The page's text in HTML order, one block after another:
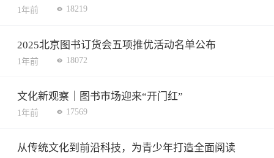
1年前 18219
2025北京图书订货会五项推优活动名单公布
1年前 18072
文化新观察｜图书市场迎来“开门红”
1年前 17569
从传统文化到前沿科技，为青少年打造全面阅读